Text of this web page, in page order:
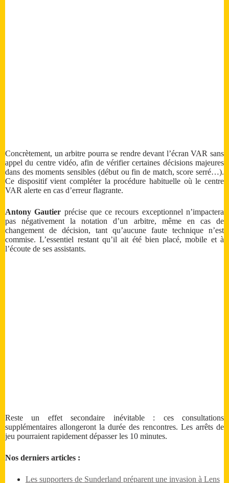
Concrètement, un arbitre pourra se rendre devant l’écran VAR sans
appel du centre vidéo, afin de vérifier certaines décisions majeures
dans des moments sensibles (début ou fin de match, score serré…).
Ce dispositif vient compléter la procédure habituelle où le centre
VAR alerte en cas d’erreur flagrante.
Antony Gautier précise que ce recours exceptionnel n’impactera
pas négativement la notation d’un arbitre, même en cas de
changement de décision, tant qu’aucune faute technique n’est
commise. L’essentiel restant qu’il ait été bien placé, mobile et à
l’écoute de ses assistants.
Reste un effet secondaire inévitable : ces consultations
supplémentaires allongeront la durée des rencontres. Les arrêts de
jeu pourraient rapidement dépasser les 10 minutes.
Nos derniers articles :
Les supporters de Sunderland préparent une invasion à Lens